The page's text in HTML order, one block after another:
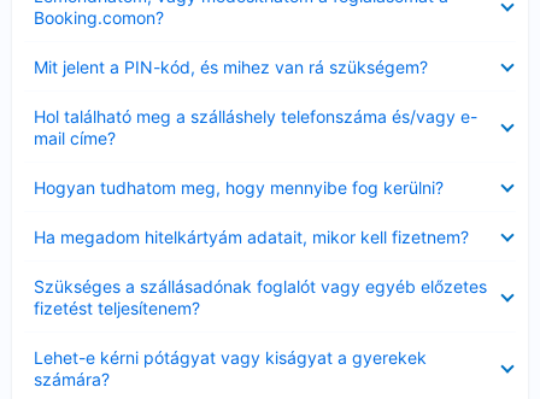
Booking.comon?
Mit jelent a PIN-kód, és mihez van rá szükségem?
Hol található meg a szálláshely telefonszáma és/vagy e-
mail címe?
Hogyan tudhatom meg, hogy mennyibe fog kerülni?
Ha megadom hitelkártyám adatait, mikor kell fizetnem?
Szükséges a szállásadónak foglalót vagy egyéb előzetes
fizetést teljesítenem?
Lehet-e kérni pótágyat vagy kiságyat a gyerekek
számára?